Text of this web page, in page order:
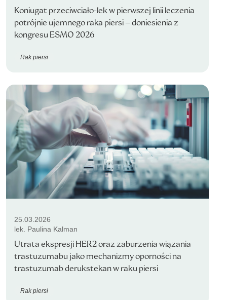
Koniugat przeciwciało-lek w pierwszej linii leczenia
potrójnie ujemnego raka piersi – doniesienia z
kongresu ESMO 2026
Rak piersi
25.03.2026
lek. Paulina Kalman
Utrata ekspresji HER2 oraz zaburzenia wiązania
trastuzumabu jako mechanizmy oporności na
trastuzumab derukstekan w raku piersi
Rak piersi